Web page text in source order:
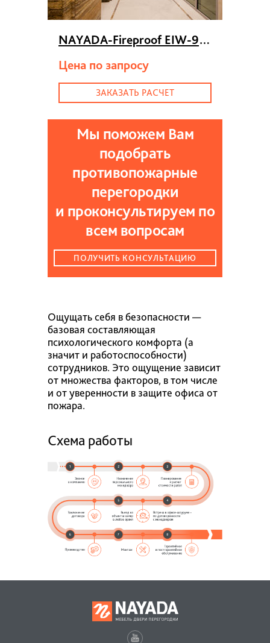
NAYADA-Fireproof EIW-90>
Цена по запросу
ЗАКАЗАТЬ РАСЧЕТ
Мы поможем Вам
подобрать
противопожарные
перегородки
и проконсультируем по
всем вопросам
ПОЛУЧИТЬ КОНСУЛЬТАЦИЮ
Ощущать себя в безопасности —
базовая составляющая
психологического комфорта (а
значит и работоспособности)
сотрудников. Это ощущение зависит
от множества факторов, в том числе
и от уверенности в защите офиса от
пожара.
Схема работы